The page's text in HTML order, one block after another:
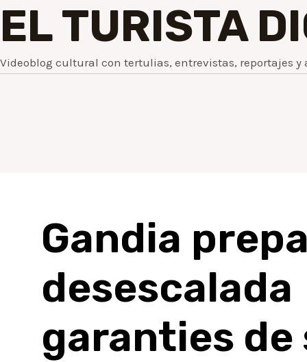
EL TURISTA
Videoblog cultural con tertulias, entrevistas, reportajes y
Gandia
garanties